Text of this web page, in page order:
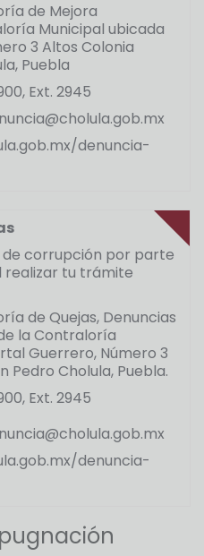
de Mejora
Municipal ubicada
3 Altos Colonia
Puebla
Ext. 2945
denuncia-
corrupción por parte
realizar tu trámite
de Quejas, Denuncias
la Contraloría
Guerrero, Número 3
Pedro Cholula, Puebla.
Ext. 2945
denuncia-